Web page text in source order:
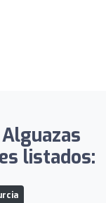
listados: